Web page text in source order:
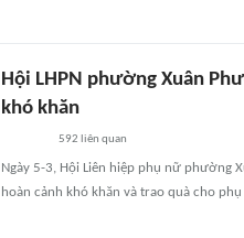
Hội LHPN phường Xuân
khó khăn
592 liên quan
Ngày 5-3, Hội Liên hiệp phụ nữ phường
hoàn cảnh khó khăn và trao quà cho